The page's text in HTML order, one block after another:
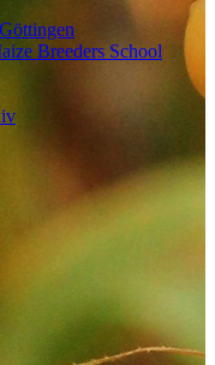
Breeders School